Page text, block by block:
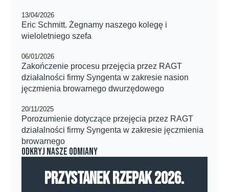
13/04/2026
Eric Schmitt. Żegnamy naszego kolegę i
wieloletniego szefa
06/01/2026
Zakończenie procesu przejęcia przez RAGT
działalności firmy Syngenta w zakresie nasion
jęczmienia browarnego dwurzędowego
20/11/2025
Porozumienie dotyczące przejęcia przez RAGT
działalności firmy Syngenta w zakresie jęczmienia
browarnego
Odkryj nasze odmiany
Przystanek Rzepak 2026.